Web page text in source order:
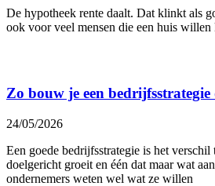
De hypotheek rente daalt. Dat klinkt als
ook voor veel mensen die een huis
Zo bouw je een
24/05/2026
Een goede bedrijfsstrategie is het verschil
doelgericht groeit en één dat maar wat
ondernemers weten wel wat ze willen